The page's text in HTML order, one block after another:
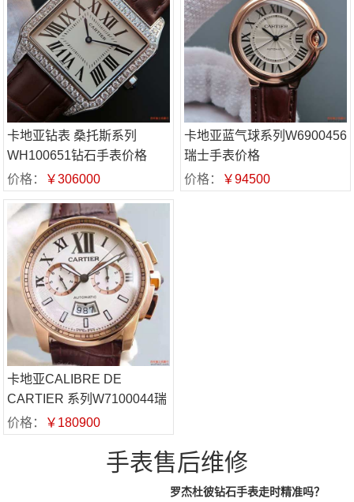
卡地亚钻表 桑托斯系列
WH100651钻石手表价格
价格：
￥306000
卡地亚蓝气球系列W6900456
瑞士手表价格
价格：
￥94500
卡地亚CALIBRE DE
CARTIER 系列W7100044瑞
士腕表价格
价格： ￥180900
手表售后维修
罗杰杜彼钻石手表走时精准吗？